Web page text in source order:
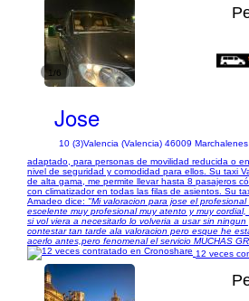
1/6
Jose
10 (3)Valencia (Valencia) 46009 Marchalenes
adaptado, para personas de movilidad reducida o
nivel de seguridad y comodidad para ellos. Su taxi
de alta gama, me permite llevar hasta 8 pasajeros
con climatizador en todas las filas de asientos. Su
Amadeo dice: "Mi valoracion para jose el
escelente muy profesional muy atento y muy cordial,
si vol viera a necesitarlo lo volveria a usar sin
contestar tan tarde ala valoracion pero esque he
acerlo antes,pero fenomenal el servicio MUCHAS
12 veces